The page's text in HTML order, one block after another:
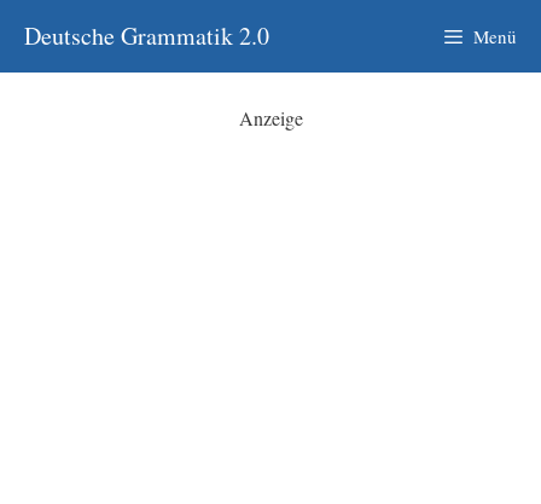
Inhalt
springen
Deutsche Grammatik 2.0 Menü
Anzeige